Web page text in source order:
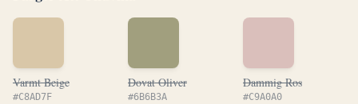
Varmt Beige
#C8AD7F
Dovat Oliver
#6B6B3A
Dammig Ros
#C9A0A0